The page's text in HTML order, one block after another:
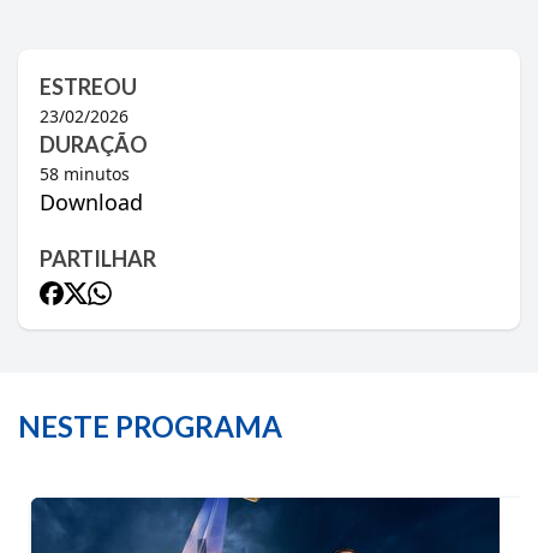
ESTREOU
23/02/2026
DURAÇÃO
58 minutos
Download
PARTILHAR
NESTE PROGRAMA